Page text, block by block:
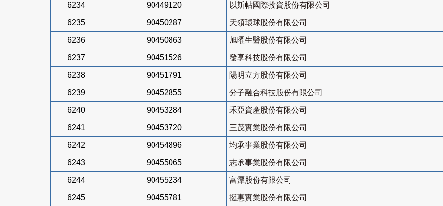
6234 90449120 以斯帖國際投資股份有限公司
6235 90450287 天領環球股份有限公司
6236 90450863 旭曜生醫股份有限公司
6237 90451526 發享科技股份有限公司
6238 90451791 陽明立方股份有限公司
6239 90452855 分子融合科技股份有限公司
6240 90453284 禾亞資產股份有限公司
6241 90453720 三茂實業股份有限公司
6242 90454896 均承事業股份有限公司
6243 90455065 志承事業股份有限公司
6244 90455234 富潭股份有限公司
6245 90455781 挺惠實業股份有限公司